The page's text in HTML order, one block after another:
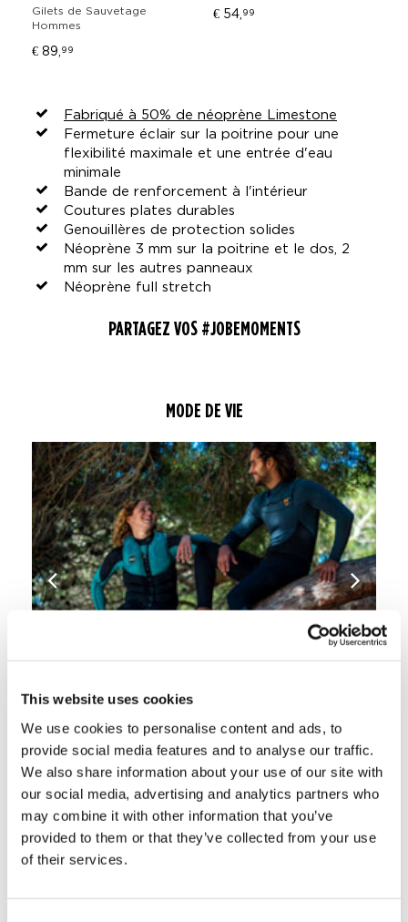
This website uses cookies
We use cookies to personalise content and ads, to
provide social media features and to analyse our traffic.
We also share information about your use of our site with
our social media, advertising and analytics partners who
may combine it with other information that you’ve
provided to them or that they’ve collected from your use
of their services.
Gilets de Sauvetage
Hommes
€ 89, 99
€ 54, 99
Fabriqué à 50% de néoprène Limestone
Fermeture éclair sur la poitrine pour une
flexibilité maximale et une entrée d'eau
minimale
Bande de renforcement à l'intérieur
Coutures plates durables
Genouillères de protection solides
Néoprène 3 mm sur la poitrine et le dos, 2
mm sur les autres panneaux
Néoprène full stretch
PARTAGEZ VOS #JOBEMOMENTS
MODE DE VIE